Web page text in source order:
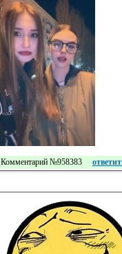
Комментарий №958383